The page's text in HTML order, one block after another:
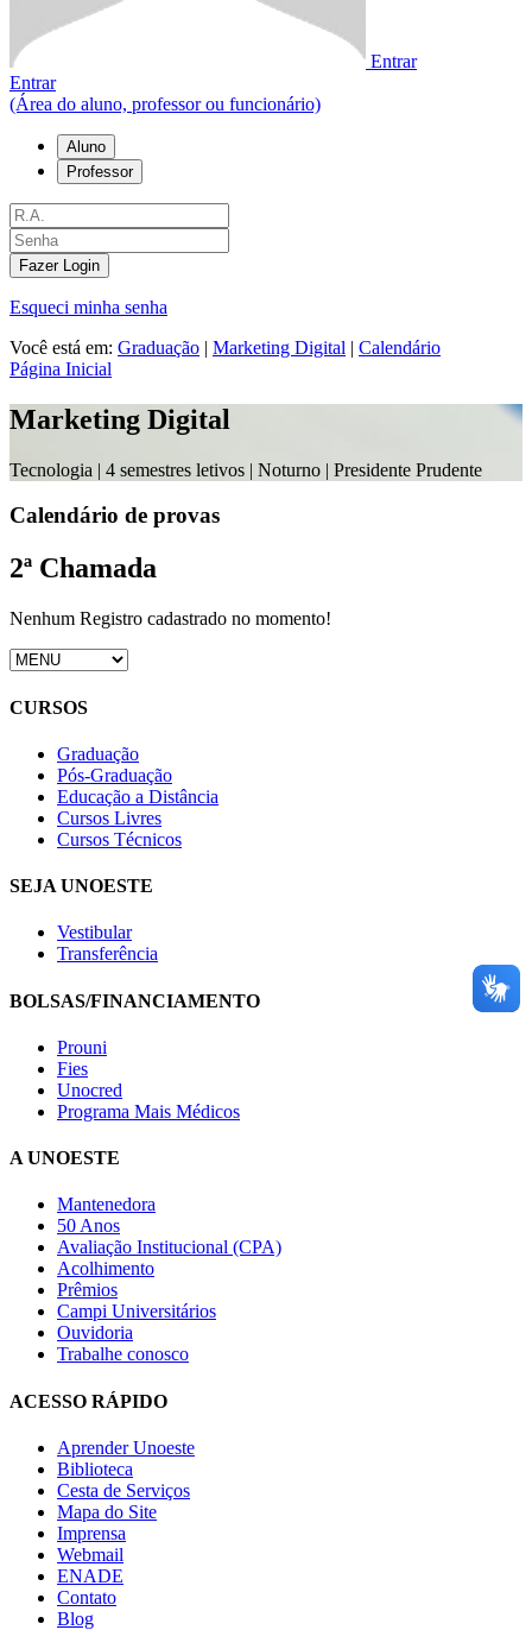
Entrar
Entrar
(Área do aluno, professor ou funcionário)
Aluno
Professor
Fazer Login
Esqueci minha senha
Você está em: Graduação | Marketing Digital | Calendário
Página Inicial
Marketing Digital
Tecnologia | 4 semestres letivos | Noturno | Presidente Prudente
Calendário de provas
2ª Chamada
Nenhum Registro cadastrado no momento!
CURSOS
Graduação
Pós-Graduação
Educação a Distância
Cursos Livres
Cursos Técnicos
SEJA UNOESTE
Vestibular
Transferência
BOLSAS/FINANCIAMENTO
Prouni
Fies
Unocred
Programa Mais Médicos
A UNOESTE
Mantenedora
50 Anos
Avaliação Institucional (CPA)
Acolhimento
Prêmios
Campi Universitários
Ouvidoria
Trabalhe conosco
ACESSO RÁPIDO
Aprender Unoeste
Biblioteca
Cesta de Serviços
Mapa do Site
Imprensa
Webmail
ENADE
Contato
Blog